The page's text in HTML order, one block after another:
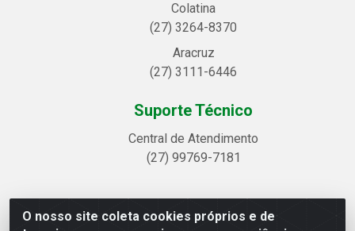
O nosso site coleta cookies próprios e de
Colatina
(27) 3264-8370
Aracruz
(27) 3111-6446
Suporte Técnico
Central de Atendimento
(27) 99769-7181
Linhavix Distribuidora LTDA - Avenida Alegre, 2521 -